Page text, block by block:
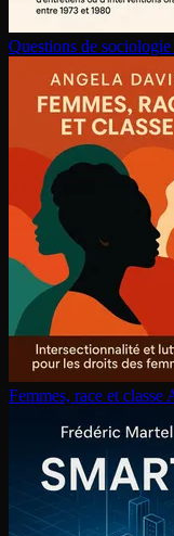
Questions de sociologie
Femmes, race et classe